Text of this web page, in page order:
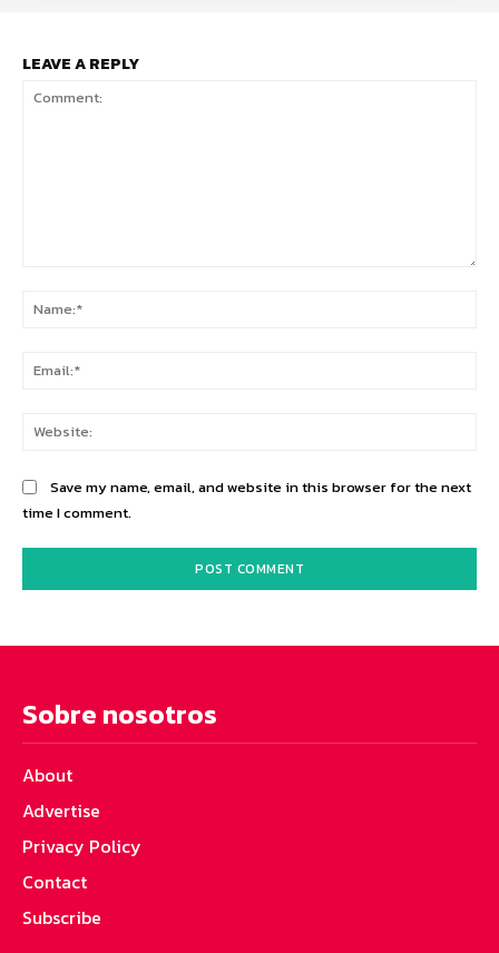
LEAVE A REPLY
Save my name, email, and website in this browser for the next
time I comment.
Sobre nosotros
About
Advertise
Privacy Policy
Contact
Subscribe